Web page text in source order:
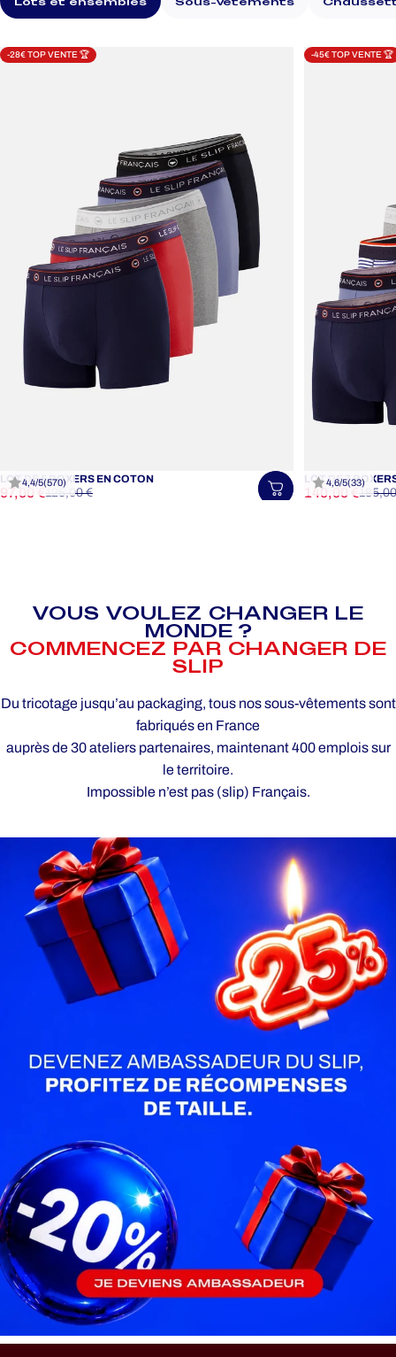
-28€ TOP VENTE 🏆
4,4/5(570)
Choisir une
LOT DE 5 BOXERS EN COTON
Prix promotionnel
97,00 €
Prix habituel
125,00 €
-45€ TOP VENTE 🏆
4,6/5(33)
LOT DE 7
Prix
140,00 €
Prix habituel
VOUS VOULEZ CHANGER LE
MONDE ?
COMMENCEZ PAR CHANGER DE
SLIP
Du tricotage jusqu’au packaging, tous nos sous-vêtements sont
fabriqués en France
auprès de 30 ateliers partenaires, maintenant 400 emplois sur
le territoire.
Impossible n’est pas (slip) Français.